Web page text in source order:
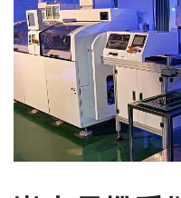
登入
刊登